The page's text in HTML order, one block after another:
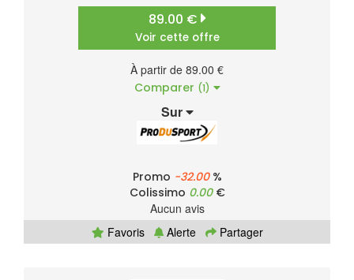
89.00 €
Voir cette offre
À partir de 89.00 €
Comparer (1)
Sur
Promo -32.00%
Colissimo 0.00€
Aucun avis
Favoris
Alerte Partager